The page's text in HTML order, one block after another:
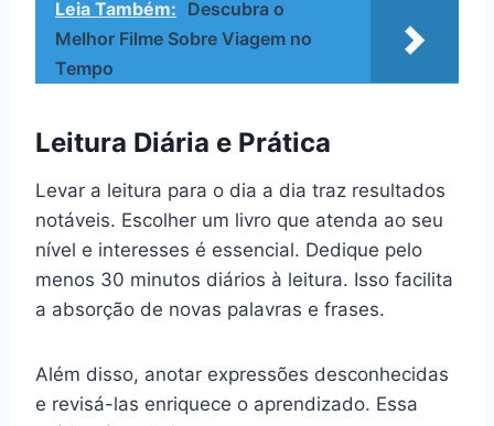
Leia Também: Descubra o
Melhor Filme Sobre Viagem no
Tempo
Leitura Diária e Prática
Levar a leitura para o dia a dia traz resultados
notáveis. Escolher um livro que atenda ao seu
nível e interesses é essencial. Dedique pelo
menos 30 minutos diários à leitura. Isso facilita
a absorção de novas palavras e frases.
Além disso, anotar expressões desconhecidas
e revisá-las enriquece o aprendizado. Essa